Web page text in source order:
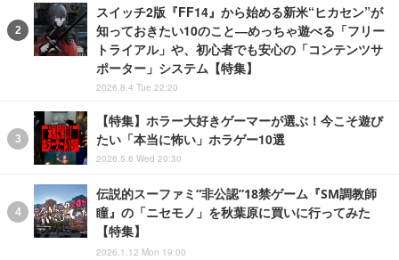
スイッチ2版『FF14』から始める新米“ヒカセン”が
知っておきたい10のこと―めっちゃ遊べる「フリー
トライアル」や、初心者でも安心の「コンテンツサ
ポーター」システム【特集】
2026.8.4 Tue 22:20
【特集】ホラー大好きゲーマーが選ぶ！今こそ遊び
たい「本当に怖い」ホラゲー10選
2026.5.6 Wed 20:30
伝説的スーファミ“非公認”18禁ゲーム『SM調教師
瞳』の「ニセモノ」を秋葉原に買いに行ってみた
【特集】
2026.1.12 Mon 19:00